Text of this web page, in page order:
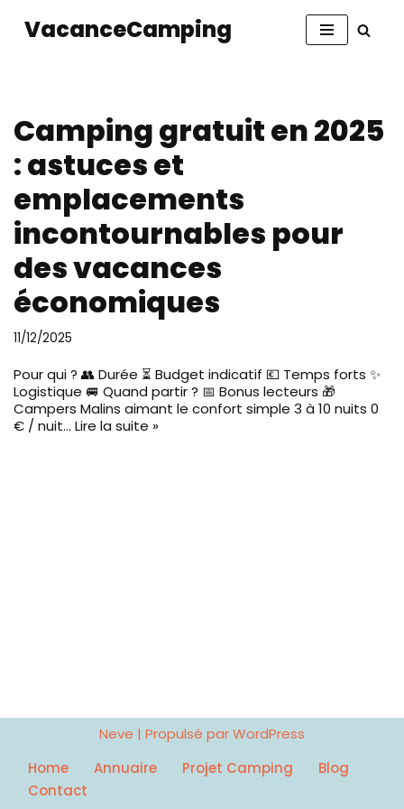
VacanceCamping
Camping gratuit en 2025
: astuces et
emplacements
incontournables pour
des vacances
économiques
11/12/2025
Pour qui ? 👥 Durée ⏳ Budget indicatif 💶 Temps forts ✨
Logistique 🚐 Quand partir ? 📅 Bonus lecteurs 🎁
Campers Malins aimant le confort simple 3 à 10 nuits 0
€ / nuit… Lire la suite »
Neve | Propulsé parWordPress
Home
Annuaire Projet Camping
Blog
Contact